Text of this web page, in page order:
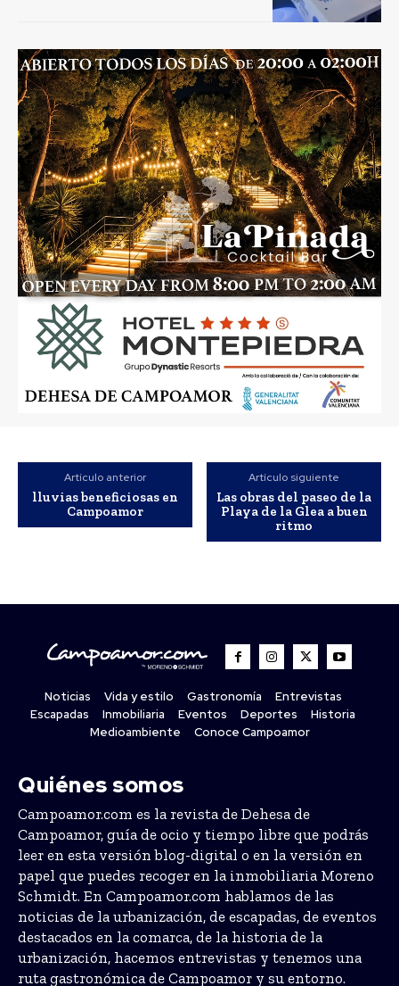
Artículo anterior
lluvias beneficiosas en
Campoamor
Artículo siguiente
Las obras del paseo de la
Playa de la Glea a buen
ritmo
Noticias Vida y estilo Gastronomía
Entrevistas
Escapadas
Inmobiliaria Eventos Deportes
Historia
Medioambiente
Conoce Campoamor
Quiénes somos
Campoamor.com es la revista de Dehesa de
Campoamor, guía de ocio y tiempo libre que podrás
leer en esta versión blog-digital o en la versión en
papel que puedes recoger en la inmobiliaria Moreno
Schmidt. En Campoamor.com hablamos de las
noticias de la urbanización, de escapadas, de eventos
destacados en la comarca, de la historia de la
urbanización, hacemos entrevistas y tenemos una
ruta gastronómica de Campoamor y su entorno.